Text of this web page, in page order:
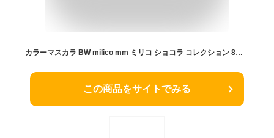
カラーマスカラ BW milico mm ミリコ ショコラ コレクション 8色 エアリー ブラウン系 マスカラ 速乾 ロングタイプ
この商品をサイトでみる